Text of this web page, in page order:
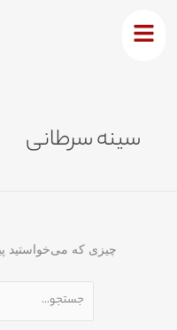
سینه سرطانی
چیزی که می‌خواستید